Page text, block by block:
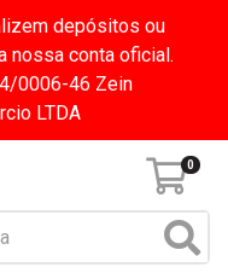
depósitos ou
nossa conta oficial.
0006-46 Zein
LTDA
0